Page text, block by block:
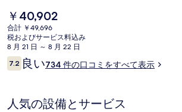
ゴ
ル
フ
ゾ
ルサイドバーがあります。旅行者は親切なス
す。
現
在
の
料
金
は
す
￥40,902
合計 ￥49,696
税およびサービス料込み
8 月 21 日 ～ 8 月 22 日
口
コ
7.210段階中7.2
良い734 件の口コミをすべて表示
人気の設備とサービス